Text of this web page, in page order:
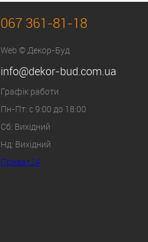
067 361-81-18
Web © Декор-Буд
info@dekor-bud.com.ua
Графік работи
Пн-Пт: с 9:00 до 18:00
Сб: Вихідний
Нд: Вихідний
Приват24